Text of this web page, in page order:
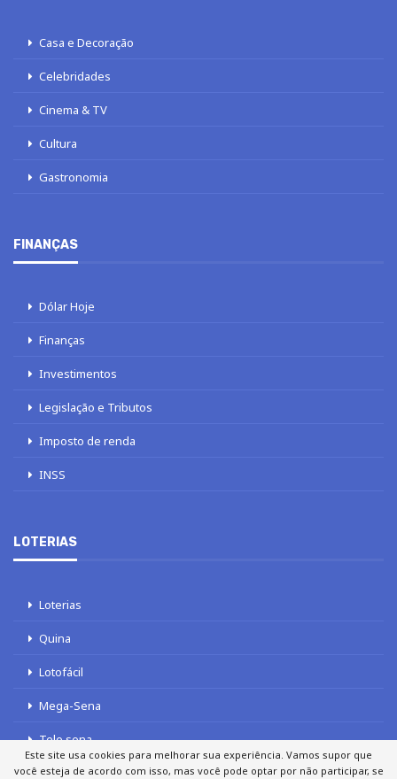
Casa e Decoração
Celebridades
Cinema & TV
Cultura
Gastronomia
FINANÇAS
Dólar Hoje
Finanças
Investimentos
Legislação e Tributos
Imposto de renda
INSS
LOTERIAS
Loterias
Quina
Lotofácil
Mega-Sena
Tele sena
Este site usa cookies para melhorar sua experiência. Vamos supor que
você esteja de acordo com isso, mas você pode optar por não participar, se